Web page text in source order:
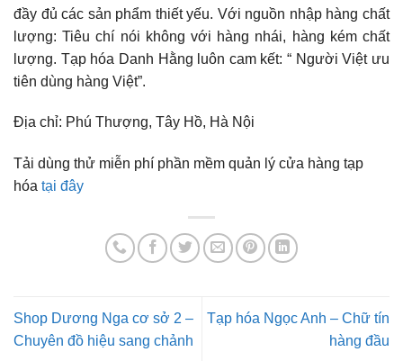
đầy đủ các sản phẩm thiết yếu. Với nguồn nhập hàng chất
lượng: Tiêu chí nói không với hàng nhái, hàng kém chất
lượng. Tạp hóa Danh Hằng luôn cam kết: “ Người Việt ưu
tiên dùng hàng Việt”.
Địa chỉ: Phú Thượng, Tây Hồ, Hà Nội
Tải dùng thử miễn phí phần mềm quản lý cửa hàng tạp
hóa tại đây
Shop Dương Nga cơ sở 2 –
Chuyên đồ hiệu sang chảnh
Tạp hóa Ngọc Anh – Chữ tín
hàng đầu